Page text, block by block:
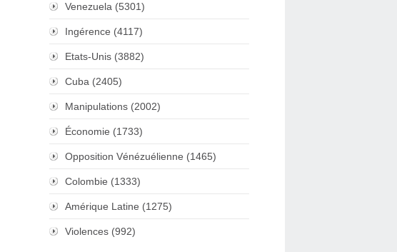
Venezuela (5301)
Ingérence (4117)
Etats-Unis (3882)
Cuba (2405)
Manipulations (2002)
Économie (1733)
Opposition Vénézuélienne (1465)
Colombie (1333)
Amérique Latine (1275)
Violences (992)